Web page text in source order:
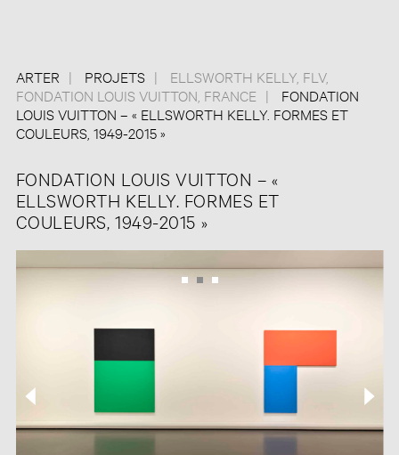
ARTER PROJETS ELLSWORTH KELLY, FLV,
FONDATION LOUIS VUITTON FRANCE
FONDATION
LOUIS VUITTON – « ELLSWORTH KELLY. FORMES ET
COULEURS, 1949-2015 »
FONDATION LOUIS VUITTON – «
ELLSWORTH KELLY. FORMES ET
COULEURS, 1949-2015 »